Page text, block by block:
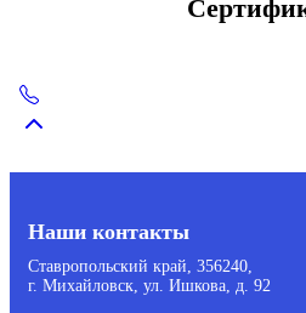
Наши контакты
Ставропольский край, 356240,
г. Михайловск, ул. Ишкова, д. 92